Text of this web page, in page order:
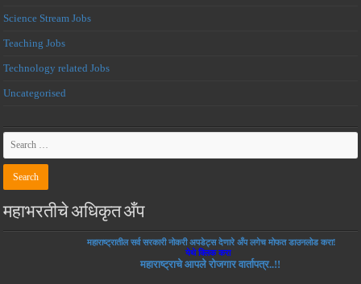
Science Stream Jobs
Teaching Jobs
Technology related Jobs
Uncategorised
महाभरतीचे अधिकृत अँप
महाराष्ट्रातील सर्व सरकारी नोकरी अपडेट्स देणारे अँप लगेच मोफत डाउनलोड करा!
येथे क्लिक करा
महाराष्ट्राचे आपले रोजगार वार्तापत्र..!!